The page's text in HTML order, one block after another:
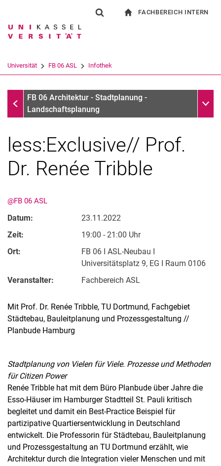
Springe direkt zu: Inhalt
Springe direkt zu: Suche
Springe direkt zu:
Suchbegriff
Suchen (öffnet externen Link in einem
FACHBEREICH INTERN
Universität FB 06 ASL Infothek
InfothekFB 06 Architektur - Stadtplanung -
Landschaftsplanung
Kontakte
Semesterinformationen
Stellenausschreibungen
Publikationen
Presse- und Öffentlichkeitsarbeit
Webredaktion
Webseite R:ein
less:Exclusive// Prof.
Dr. Renée Tribble
@FB 06 ASL
Datum:
23.11.2022
Zeit:
19:00 - 21:00 Uhr
Ort:
FB 06 I ASL-Neubau I
Universitätsplatz 9, EG I Raum 0106
Veranstalter:
Fachbereich ASL
Mit Prof. Dr. Renée Tribble, TU Dortmund, Fachgebiet
Städtebau, Bauleitplanung und Prozessgestaltung //
Planbude Hamburg
Stadtplanung von Vielen für Viele. Prozesse und Methoden
für Citizen Power
Renée Tribble hat mit dem Büro Planbude über Jahre die
Esso-Häuser im Hamburger Stadtteil St. Pauli kritisch
begleitet und damit ein Best-Practice Beispiel für
partizipative Quartiersentwicklung in Deutschland
entwickelt. Die Professorin für Städtebau, Bauleitplanung
und Prozessgestaltung an TU Dortmund erzählt, wie
Architektur durch die Integration vieler Menschen und mit